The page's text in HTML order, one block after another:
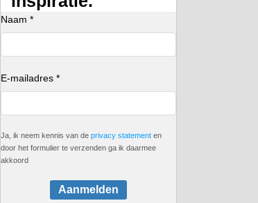
Naam *
E-mailadres *
Ja, ik neem kennis van de privacy statement en
door het formulier te verzenden ga ik daarmee
akkoord
Aanmelden